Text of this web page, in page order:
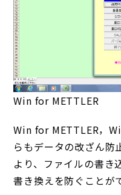
Win for METTLER
Win for METTLER，
らもデータの改ざん防
より、ファイルの書き
書き換えを防ぐことが